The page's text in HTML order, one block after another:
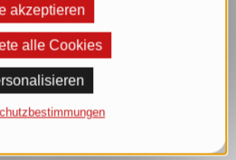
akzeptieren
alle Cookies